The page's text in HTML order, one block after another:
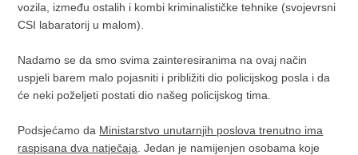
vozila, između ostalih i kombi kriminalističke tehnike (svojevrsni
CSI labaratorij u malom).
Nadamo se da smo svima zainteresiranima na ovaj način
uspjeli barem malo pojasniti i približiti dio policijskog posla i da
će neki poželjeti postati dio našeg policijskog tima.
Podsjećamo da Ministarstvo unutarnjih poslova trenutno ima
raspisana dva natječaja . Jedan je namijenjen osobama koje